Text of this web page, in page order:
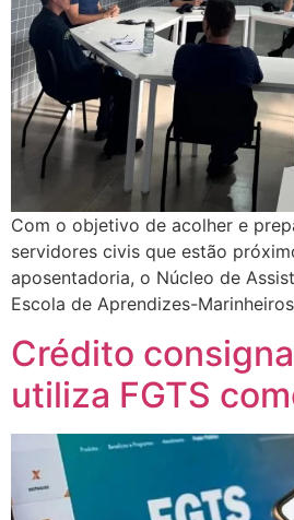
Com o objetivo de acolher e
servidores civis que estão
aposentadoria, o Núcleo de
Escola de Aprendizes-
Crédito
utiliza FGTS